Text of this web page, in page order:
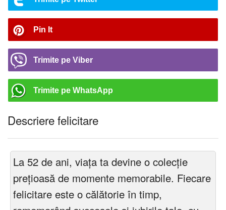
Pin It
Trimite pe Viber
Trimite pe WhatsApp
Descriere felicitare
La 52 de ani, viața ta devine o colecție
prețioasă de momente memorabile. Fiecare
felicitare este o călătorie în timp,